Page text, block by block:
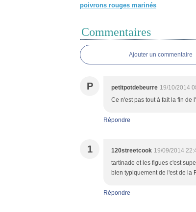
poivrons rouges marinés
Commentaires
Ajouter un commentaire
P petitpotdebeurre 19/10/2014
Ce n'est pas tout à fait la fin de
Répondre
1 120streetcook 19/09/2014
tartinade et les figues c'est
bien typiquement de l'est de la
Répondre